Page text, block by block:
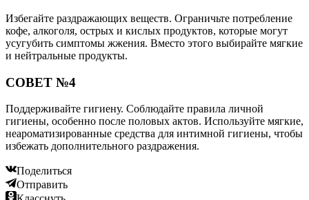
Избегайте раздражающих веществ. Ограничьте потребление
кофе, алкоголя, острых и кислых продуктов, которые могут
усугубить симптомы жжения. Вместо этого выбирайте мягкие
и нейтральные продукты.
СОВЕТ №4
Поддерживайте гигиену. Соблюдайте правила личной
гигиены, особенно после половых актов. Используйте мягкие,
неароматизированные средства для интимной гигиены, чтобы
избежать дополнительного раздражения.
Поделиться
Отправить